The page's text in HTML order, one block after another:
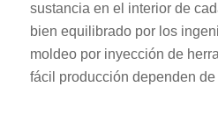
sustancia en el interior de
bien equilibrado por los
moldeo por inyección de
fácil producción dependen